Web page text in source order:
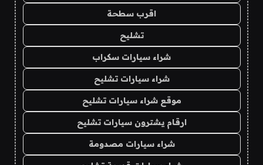
اقرب سطحة
تشليح
شراء سيارات سكراب
شراء سيارات تشليح
موقع شراء سيارات تشليح
ارقام يشترون سيارات تشليح
شراء سيارات مصدومة